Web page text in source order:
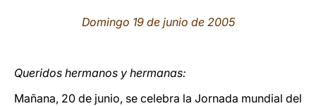
Domingo 19 de junio de 2005
Queridos hermanos y hermanas:
Mañana, 20 de junio, se celebra la Jornada mundial del